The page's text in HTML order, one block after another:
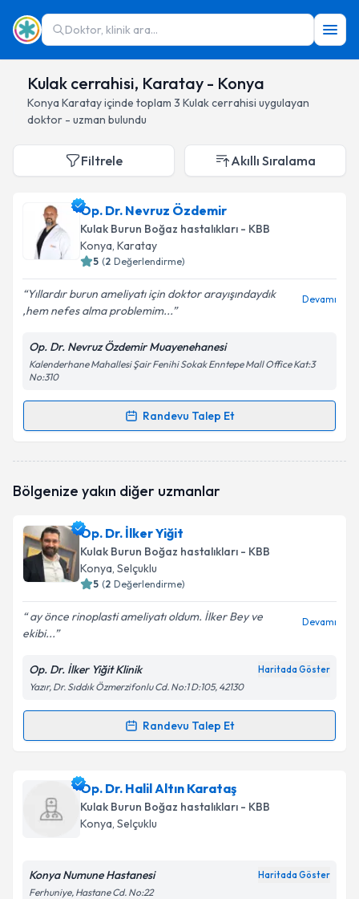
Doktor, klinik ara...
Kulak cerrahisi, Karatay - Konya
Konya Karatayiçinde toplam 3 Kulak cerrahisi uygulayan
doktor - uzman bulundu
Filtrele Akıllı Sıralama
Op. Dr. Nevruz Özdemir
Kulak Burun Boğaz hastalıkları - KBB
Konya, Karatay
5 (2 Değerlendirme)
Yıllardır burun ameliyatı için doktor arayışındaydık
,hem nefes alma problemim...
Devamı
Op. Dr. Nevruz Özdemir Muayenehanesi
Kalenderhane Mahallesi Şair Fenihi Sokak Enntepe Mall Office Kat:3
No:310
Randevu Talep Et
Randevu Takvimi Talebi
oluşturun. Size bu uzmandan randevu almanız için bir
E-posta Adresiniz
Kişisel verilerimin işlenmesine ilişkinAydınlatma
Bölgenize yakın diğer uzmanlar
Op. Dr. İlker Yiğit
Kulak Burun Boğaz hastalıkları - KBB
Konya, Selçuklu
5 (2 Değerlendirme)
ay önce rinoplasti ameliyatı oldum. İlker Bey ve
ekibi...
Devamı
Op. Dr. İlker Yiğit Klinik Haritada Göster
Yazır, Dr. Sıddık Özmerzifonlu Cd. No:1 D:105, 42130
Randevu Talep Et
Randevu Takvimi Talebi
Op. Dr. İlker Yiğitiçin randevu takvimi talebi
oluşturun. Size bu uzmandan randevu almanız için bir
takvim hazırlandığında e-posta ile bilgilendireceğiz.
Op. Dr. Halil Altın Karataş
Kulak Burun Boğaz hastalıkları - KBB
Konya, Selçuklu
Konya Numune Hastanesi Haritada Göster
Ferhuniye, Hastane Cd. No:22